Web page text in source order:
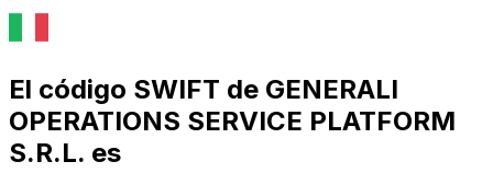
El código SWIFT de GENERALI
OPERATIONS SERVICE PLATFORM
S.R.L. es